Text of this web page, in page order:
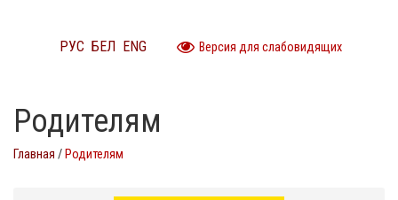
РУС БЕЛ ENG Версия для слабовидящих
Родителям
Главная / Родителям